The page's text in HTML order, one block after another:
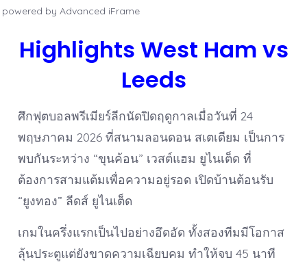
powered by Advanced iFrame
Highlights West Ham vs
Leeds
ศึกฟุตบอลพรีเมียร์ลีกนัดปิดฤดูกาลเมื่อวันที่ 24
พฤษภาคม 2026 ที่สนามลอนดอน สเตเดียม เป็นการ
พบกันระหว่าง “ขุนค้อน” เวสต์แฮม ยูไนเต็ด ที่
ต้องการสามแต้มเพื่อความอยู่รอด เปิดบ้านต้อนรับ
“ยูงทอง” ลีดส์ ยูไนเต็ด
เกมในครึ่งแรกเป็นไปอย่างอึดอัด ทั้งสองทีมมีโอกาส
ลุ้นประตูแต่ยังขาดความเฉียบคม ทำให้จบ 45 นาที